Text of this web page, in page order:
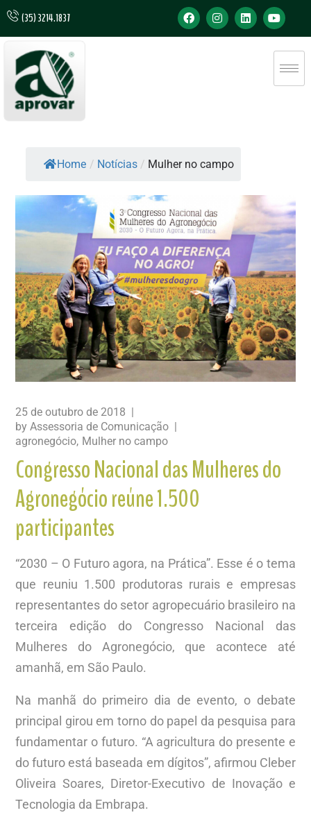
(35) 3214.1837
Home / Notícias / Mulher no campo
25 de outubro de 2018
byAssessoria de Comunicação
agronegócio Mulher no campo
Congresso Nacional das Mulheres do
Agronegócio reúne 1.500
participantes
“2030 – O Futuro agora, na Prática”. Esse é o tema
que reuniu 1.500 produtoras rurais e empresas
representantes do setor agropecuário brasileiro na
terceira edição do Congresso Nacional das
Mulheres do Agronegócio, que acontece até
amanhã, em São Paulo.
Na manhã do primeiro dia de evento, o debate
principal girou em torno do papel da pesquisa para
fundamentar o futuro. “A agricultura do presente e
do futuro está baseada em dígitos”, afirmou Cleber
Oliveira Soares, Diretor-Executivo de Inovação e
Tecnologia da Embrapa.